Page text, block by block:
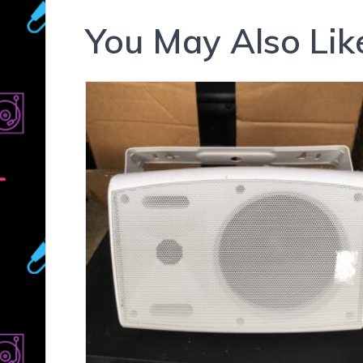
You May Also